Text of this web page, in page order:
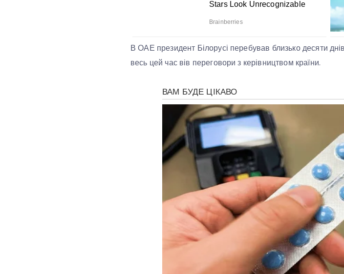
В ОАЕ президент Білорусі перебував близько десяти
весь цей час вів переговори з керівництвом країни.